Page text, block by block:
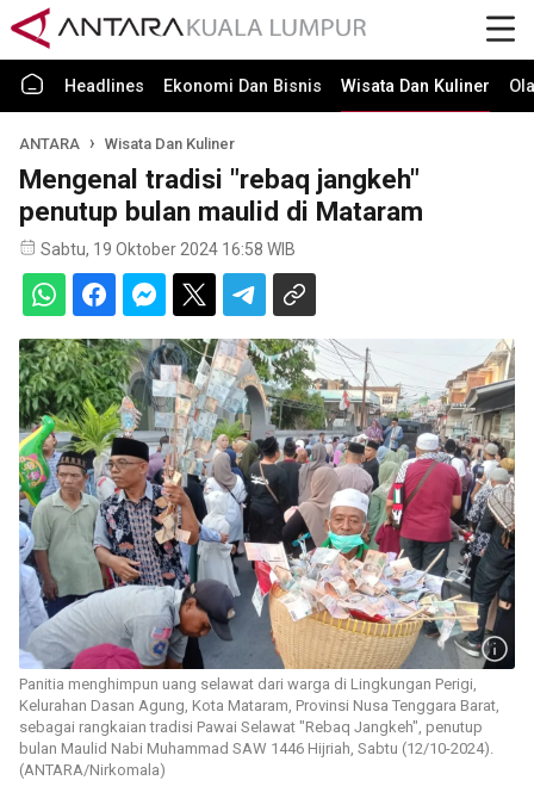
Headlines Ekonomi Dan Bisnis Wisata Dan Kuliner
ANTARA Wisata Dan Kuliner
Mengenal tradisi "rebaq jangkeh"
penutup bulan maulid di Mataram
Sabtu, 19 Oktober 2024 16:58 WIB
Panitia menghimpun uang selawat dari warga di Lingkungan Perigi,
Kelurahan Dasan Agung, Kota Mataram, Provinsi Nusa Tenggara Barat,
sebagai rangkaian tradisi Pawai Selawat "Rebaq Jangkeh", penutup
bulan Maulid Nabi Muhammad SAW 1446 Hijriah, Sabtu (12/10-2024).
(ANTARA/Nirkomala)